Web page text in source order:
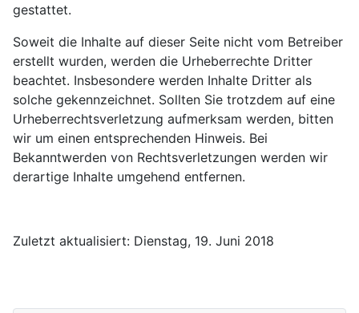
gestattet.
Soweit die Inhalte auf dieser Seite nicht vom Betreiber
erstellt wurden, werden die Urheberrechte Dritter
beachtet. Insbesondere werden Inhalte Dritter als
solche gekennzeichnet. Sollten Sie trotzdem auf eine
Urheberrechtsverletzung aufmerksam werden, bitten
wir um einen entsprechenden Hinweis. Bei
Bekanntwerden von Rechtsverletzungen werden wir
derartige Inhalte umgehend entfernen.
Zuletzt aktualisiert: Dienstag, 19. Juni 2018